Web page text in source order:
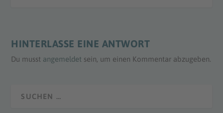
HINTERLASSE EINE ANTWORT
Du musst angemeldet sein, um einen Kommentar abzugeben.